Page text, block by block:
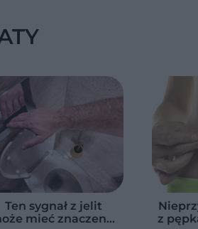
Ten sygnał z jelit
mieć znaczenie
z